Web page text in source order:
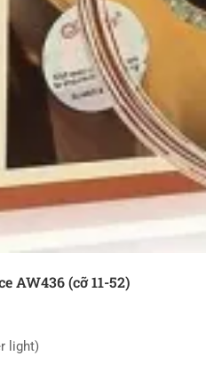
AW436 (cỡ 11-52)
light)